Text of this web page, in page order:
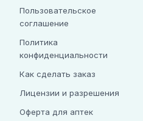
Пользовательское
соглашение
Политика
конфиденциальности
Как сделать заказ
Лицензии и разрешения
Оферта для аптек